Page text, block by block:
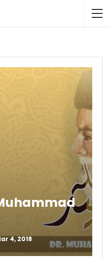
4, 2018